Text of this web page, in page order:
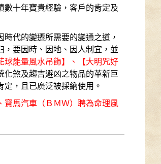
數十年寶貴經驗，客戶的肯定及
代的變遷所需要的變通之道，
，要因時、因地、因人制宜，並
球能量風水吊飾】、【大明咒好
化煞及趨吉避凶之物品的革新巨
，且已廣泛被採納使用。
寶馬汽車（ＢＭＷ）聘為命理風